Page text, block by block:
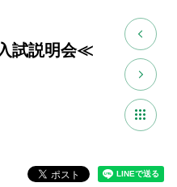
試説明会≪